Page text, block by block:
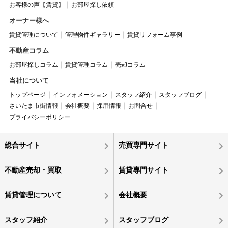
お客様の声【賃貸】
お部屋探し依頼
オーナー様へ
賃貸管理について 管理物件ギャラリー 賃貸リフォーム事例
不動産コラム
お部屋探しコラム 賃貸管理コラム 売却コラム
当社について
トップページ インフォメーション スタッフ紹介
スタッフブログ
さいたま市街情報
会社概要 採用情報
お問合せ
プライバシーポリシー
総合サイト 売買専門サイト
不動産売却・買取 賃貸専門サイト
賃貸管理について 会社概要
スタッフ紹介 スタッフブログ